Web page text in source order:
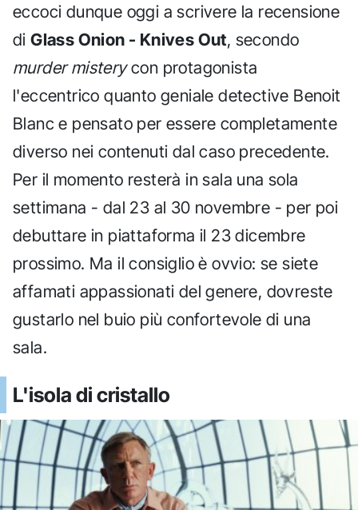
eccoci dunque oggi a scrivere la recensione
diGlass Onion - Knives Out, secondo
murder misterycon protagonista
l'eccentrico quanto geniale detective Benoit
Blanc e pensato per essere completamente
diverso nei contenuti dal caso precedente.
Per il momento resterà in sala una sola
settimana - dal 23 al 30 novembre - per poi
debuttare in piattaforma il 23 dicembre
prossimo. Ma il consiglio è ovvio: se siete
affamati appassionati del genere, dovreste
gustarlo nel buio più confortevole di una
sala.
L'isola di cristallo